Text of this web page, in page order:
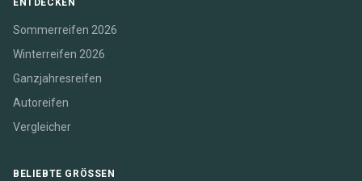
ENTDECKEN
Sommerreifen 2026
Winterreifen 2026
Ganzjahresreifen
Autoreifen
Vergleicher
BELIEBTE GRÖSSEN